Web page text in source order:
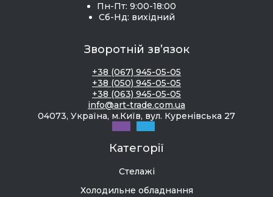
Пн-Пт: 9:00-18:00
Сб-Нд: вихідний
Зворотній зв’язок
+38 (067) 945-05-05
+38 (050) 945-05-05
+38 (063) 945-05-05
info@art-trade.com.ua
04073, Україна, м.Київ, вул. Куренівська 27
Категорії
Стелажі
Холодильне обладнання